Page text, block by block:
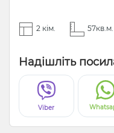
2 кім. 57кв.м.
Надішліть
Viber